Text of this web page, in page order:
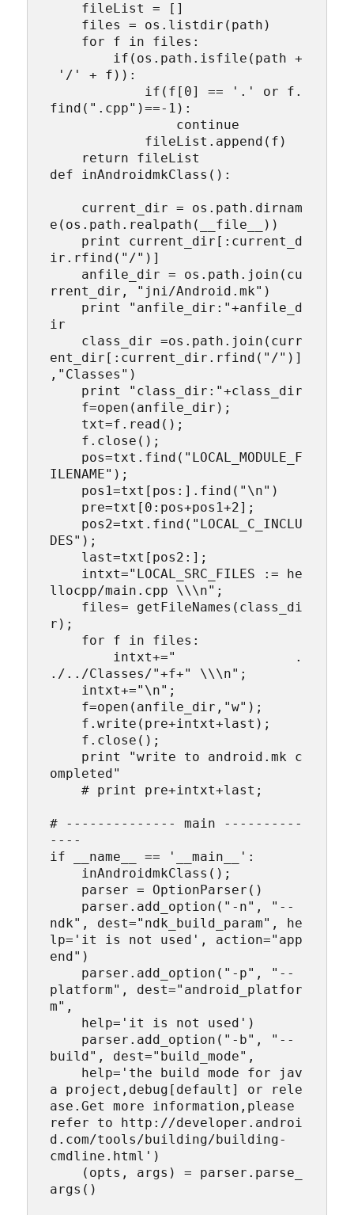
fileList = []
files = os.listdir(path)
for f in files:
if(os.path.isfile(path +
'/' + f)):
if(f[0] == '.' or f.
find(".cpp")==-1):
continue
fileList.append(f)
return fileList
def inAndroidmkClass():
current_dir = os.path.dirnam
e(os.path.realpath(__file__))
print current_dir[:current_d
ir.rfind("/")]
anfile_dir = os.path.join(cu
rrent_dir, "jni/Android.mk")
print "anfile_dir:"+anfile_d
ir
class_dir =os.path.join(curr
ent_dir[:current_dir.rfind("/")]
,"Classes")
print "class_dir:"+class_dir
f=open(anfile_dir);
txt=f.read();
f.close();
pos=txt.find("LOCAL_MODULE_F
ILENAME");
pos1=txt[pos:].find("\n")
pre=txt[0:pos+pos1+2];
pos2=txt.find("LOCAL_C_INCLU
DES");
last=txt[pos2:];
intxt="LOCAL_SRC_FILES := he
llocpp/main.cpp \\\n";
files= getFileNames(class_di
r);
for f in files:
intxt+="               .
./../Classes/"+f+" \\\n";
intxt+="\n";
f=open(anfile_dir,"w");
f.write(pre+intxt+last);
f.close();
print "write to android.mk c
ompleted"
# print pre+intxt+last;
# -------------- main ----------
----
if __name__ == '__main__':
inAndroidmkClass();
parser = OptionParser()
parser.add_option("-n", "--
ndk", dest="ndk_build_param", he
lp='it is not used', action="app
end")
parser.add_option("-p", "--
platform", dest="android_platfor
m",
help='it is not used')
parser.add_option("-b", "--
build", dest="build_mode",
help='the build mode for jav
a project,debug[default] or rele
ase.Get more information,please
refer to http://developer.androi
d.com/tools/building/building-
cmdline.html')
(opts, args) = parser.parse_
args()